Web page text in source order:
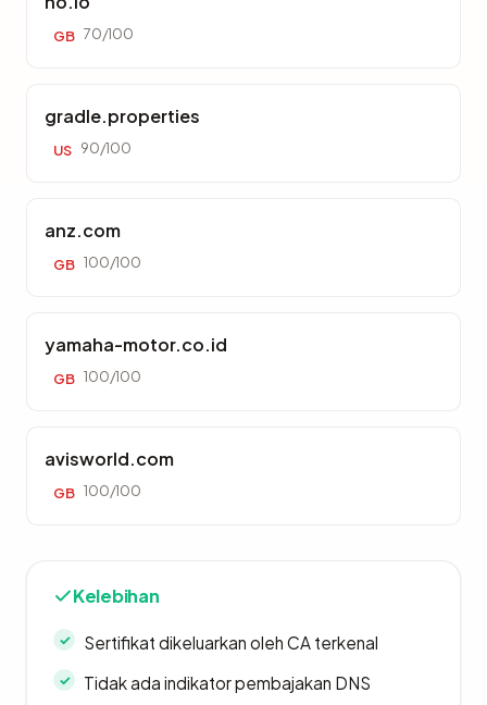
GB 70/100
gradle.properties
US 90/100
anz.com
GB 100/100
yamaha-motor.co.id
GB 100/100
avisworld.com
GB 100/100
Kelebihan
Sertifikat dikeluarkan oleh CA terkenal
Tidak ada indikator pembajakan DNS